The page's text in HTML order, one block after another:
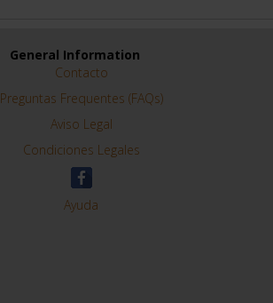
General Information
Contacto
Preguntas Frequentes (FAQs)
Aviso Legal
Condiciones Legales
Ayuda